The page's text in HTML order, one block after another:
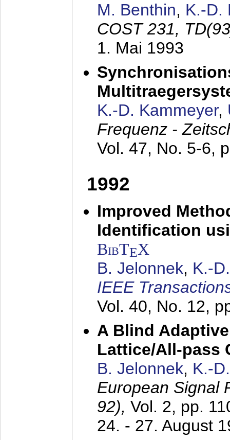
M. Benthin, K.-D.
COST 231,
1. Mai 1993
K.-D. Kammeyer,
Frequenz -
Vol. 47, No. 5-6,
1992
Improved
Identification
BibTEX
B. Jelonnek, K.-
IEEE
Vol. 40, No. 12,
A Blind
Lattice/All-pass
B. Jelonnek, K.-
European Signal
92), Vol. 2, pp.
24. - 27. August